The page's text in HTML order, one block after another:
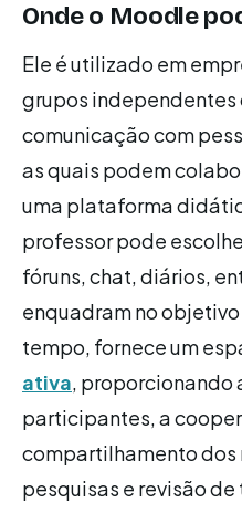
Onde o Moodle
Ele é utilizado em
grupos independentes
comunicação com
as quais podem
uma plataforma
professor pode
fóruns, chat, diários,
enquadram no
tempo, fornece um
ativa, proporcionando
participantes, a
compartilhamento
pesquisas e revisão